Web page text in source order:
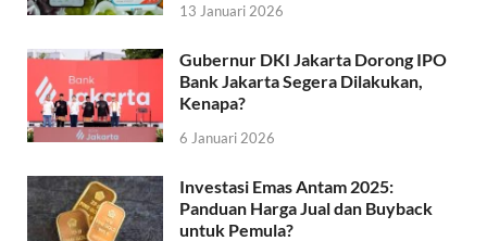
13 Januari 2026
Gubernur DKI Jakarta Dorong IPO
Bank Jakarta Segera Dilakukan,
Kenapa?
6 Januari 2026
Investasi Emas Antam 2025:
Panduan Harga Jual dan Buyback
untuk Pemula?